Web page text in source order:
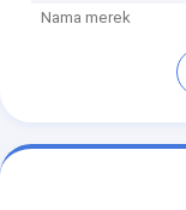
Nama merek